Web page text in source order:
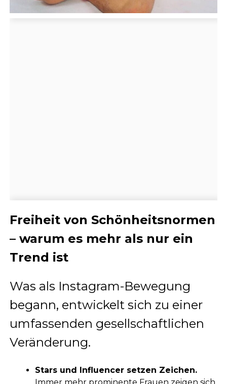
Freiheit von Schönheitsnormen
– warum es mehr als nur ein
Trend ist
Was als Instagram-Bewegung
begann, entwickelt sich zu einer
umfassenden gesellschaftlichen
Veränderung.
Stars und Influencer setzen Zeichen.
Immer mehr prominente Frauen zeigen sich